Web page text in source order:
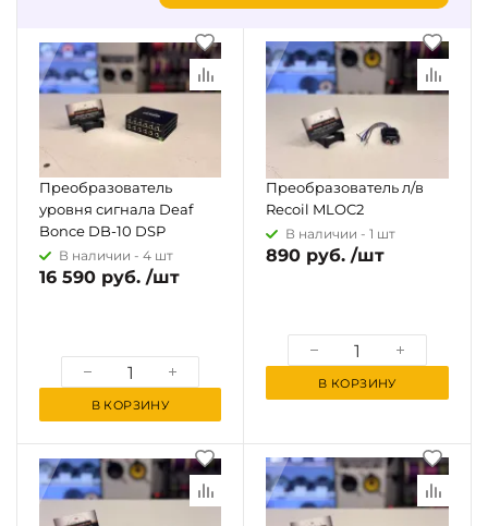
Преобразователь
уровня сигнала Deaf
Bonce DB-10 DSP
В наличии - 4 шт
16 590 руб. /шт
В КОРЗИНУ
Преобразователь л/в
Recoil MLOC2
В наличии - 1 шт
890 руб. /шт
В КОРЗИНУ